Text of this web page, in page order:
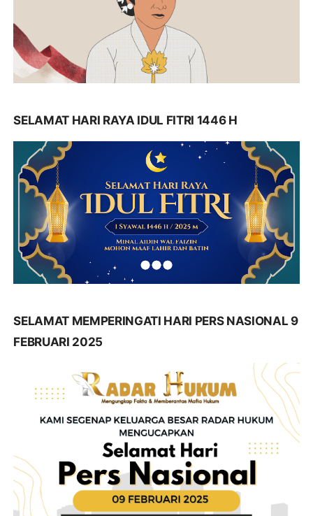
SELAMAT HARI RAYA IDUL FITRI 1446 H
SELAMAT MEMPERINGATI HARI PERS NASIONAL 9
FEBRUARI 2025